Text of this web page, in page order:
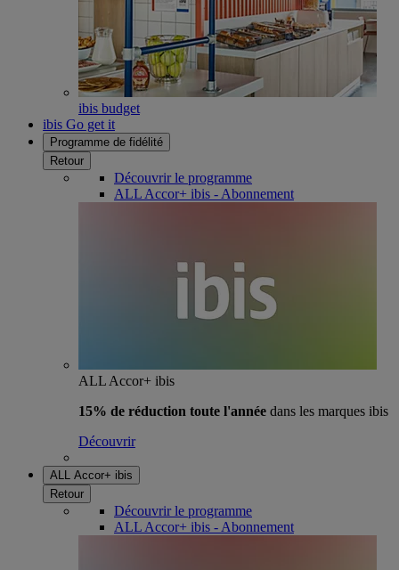
ibis budget
ibis Go get it
Programme de fidélité
Retour
Découvrir le programme
ALL Accor+ ibis - Abonnement
ALL Accor+ ibis
15% de réduction toute l'année dans les marques ibis
Découvrir
ALL Accor+ ibis
Retour
Découvrir le programme
ALL Accor+ ibis - Abonnement